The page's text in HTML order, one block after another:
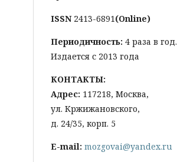
ISSN 2413-6891(Online)
Периодичность: 4 раза в год.
Издается с 2013 года
КОНТАКТЫ:
Адрес: 117218, Москва,
ул. Кржижановского,
д. 24/35, корп. 5
E-mail: mozgovai@yandex.ru